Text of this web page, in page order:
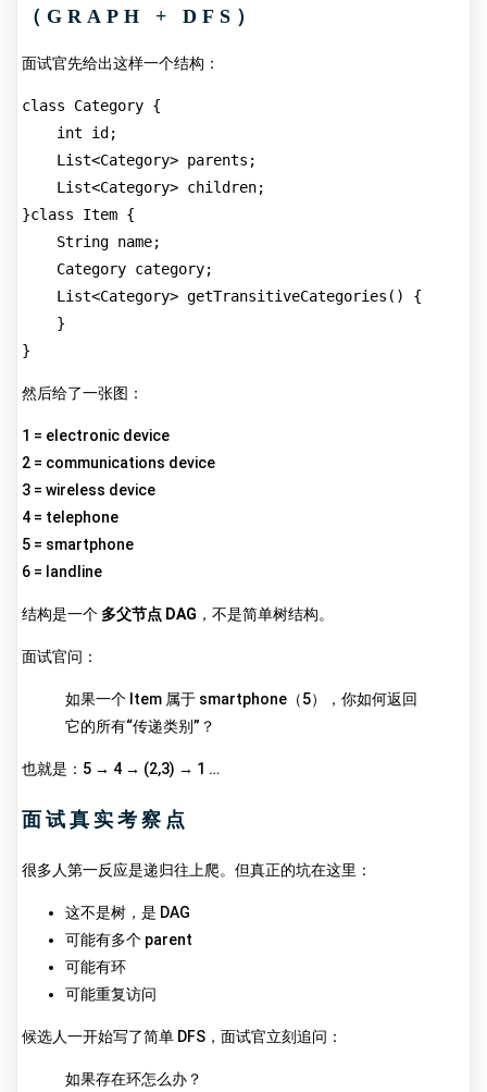
（GRAPH + DFS）
面试官先给出这样一个结构：
class Category {
    int id;
    List<Category> parents;
    List<Category> children;
}class Item {
    String name;
    Category category;
    List<Category> getTransitiveCategories() {
    }
}
然后给了一张图：
1 = electronic device
2 = communications device
3 = wireless device
4 = telephone
5 = smartphone
6 = landline
结构是一个 多父节点 DAG ，不是简单树结构。
面试官问：
如果一个 Item 属于 smartphone（5），你如何返回
它的所有“传递类别”？
也就是：5 → 4 → (2,3) → 1 …
面试真实考察点
很多人第一反应是递归往上爬。但真正的坑在这里：
这不是树，是 DAG
可能有多个 parent
可能有环
可能重复访问
候选人一开始写了简单 DFS，面试官立刻追问：
如果存在环怎么办？